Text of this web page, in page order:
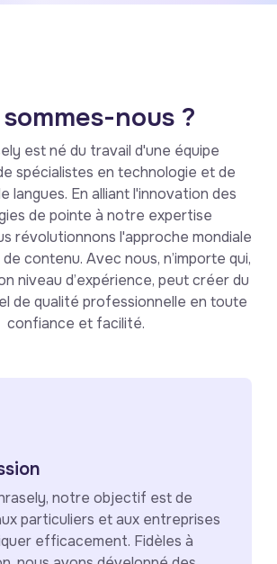
nous ?
est né du travail d'une équipe
spécialistes en technologie et de
langues. En alliant l'innovation des
de pointe à notre expertise
révolutionnons l'approche mondiale
contenu. Avec nous, n’importe qui,
niveau d’expérience, peut créer du
de qualité professionnelle en toute
confiance et facilité.
notre objectif est de
particuliers et aux entreprises
efficacement. Fidèles à